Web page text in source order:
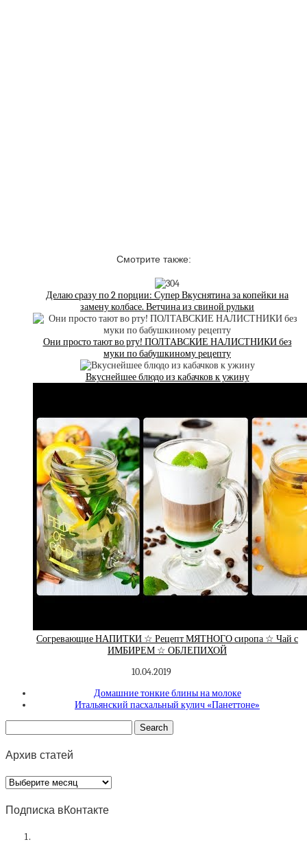
Смотрите также:
Делаю сразу по 2 порции: Супер Вкуснятина за копейки на
замену колбасе. Ветчина из свиной рульки
Они просто тают во рту! ПОЛТАВСКИЕ НАЛИСТНИКИ без
муки по бабушкиному рецепту
Вкуснейшее блюдо из кабачков к ужину
Согревающие НАПИТКИ ☆ Рецепт МЯТНОГО сиропа ☆ Чай с
ИМБИРЕМ ☆ ОБЛЕПИХОЙ
10.04.2019
Домашние тонкие блины на молоке
Итальянский пасхальный кулич «Панеттоне»
Архив статей
Архив
статей
Подписка вКонтакте